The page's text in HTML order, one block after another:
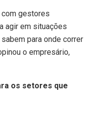
com gestores
agir em situações
para onde correr
o empresário,
os setores que